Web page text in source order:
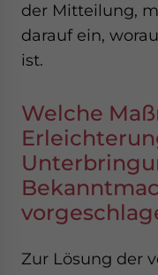
der Mitteilung,
darauf ein,
ist.
Welche
Zur Lösung der